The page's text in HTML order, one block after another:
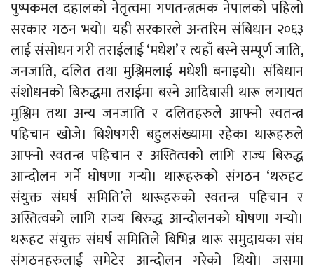
पुष्पकमल दहालको नेतृत्वमा गणतन्त्रत्मक नेपालको पहिलो
सरकार गठन भयो। यही सरकारले अन्तरिम संबिधान २०६३
लाई संसोधन गरी तराईलाई ‘मधेश’ र त्यहाँ बस्ने सम्पूर्ण जाति,
जनजाति, दलित तथा मुश्लिमलाई मधेशी बनाइयो। संबिधान
संशोधनको बिरुद्धमा तराईमा बस्ने आदिबासी थारू लगायत
मुश्लिम तथा अन्य जनजाति र दलितहरुले आफ्नो स्वतन्त्र
पहिचान खोजे। बिशेषगरी बहुलसंख्यामा रहेका थारूहरुले
आफ्नो स्वतन्त्र पहिचान र अस्तित्वको लागि राज्य बिरुद्ध
आन्दोलन गर्ने घोषणा गर्‍यो। थारूहरुको संगठन ‘थरुहट
संयुक्त संघर्ष समिति’ले थारूहरुको स्वतन्त्र पहिचान र
अस्तित्वको लागि राज्य बिरुद्ध आन्दोलनको घोषणा गर्‍यो।
थरूहट संयुक्त संघर्ष समितिले बिभिन्न थारू समुदायका संघ
संगठनहरुलाई समेटेर आन्दोलन गरेको थियो। जसमा